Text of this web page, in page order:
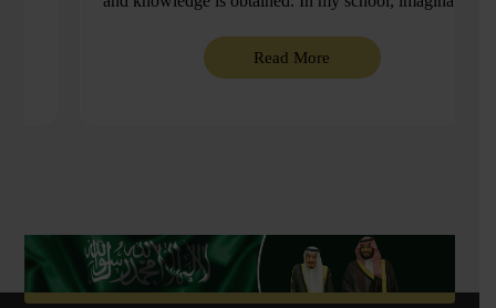
stressful; however, we have supporting teachers that
got our backs.
Read More